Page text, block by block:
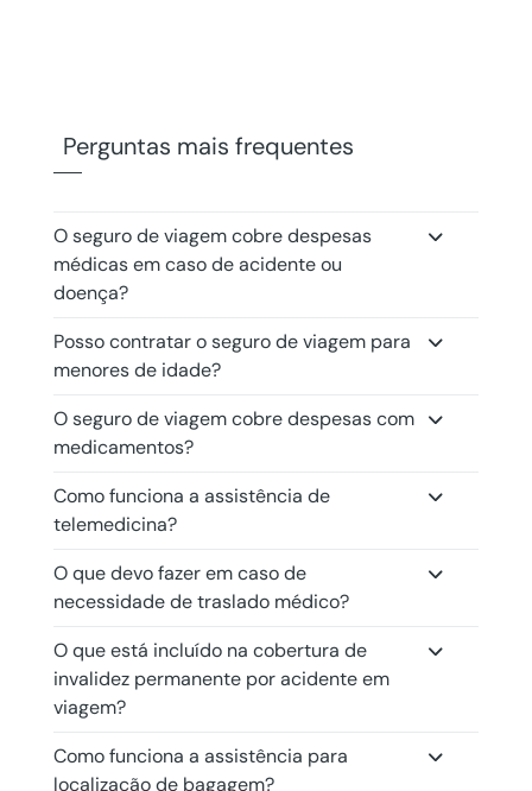
Perguntas mais frequentes
O seguro de viagem cobre despesas
médicas em caso de acidente ou
doença?
Posso contratar o seguro de viagem para
menores de idade?
O seguro de viagem cobre despesas com
medicamentos?
Como funciona a assistência de
telemedicina?
O que devo fazer em caso de
necessidade de traslado médico?
O que está incluído na cobertura de
invalidez permanente por acidente em
viagem?
Como funciona a assistência para
localização de bagagem?